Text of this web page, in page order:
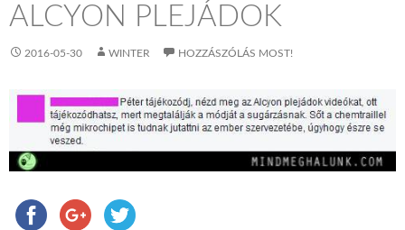
ALCYON PLEJÁDOK
2016-05-30 WINTER HOZZÁSZÓLÁS MOST!